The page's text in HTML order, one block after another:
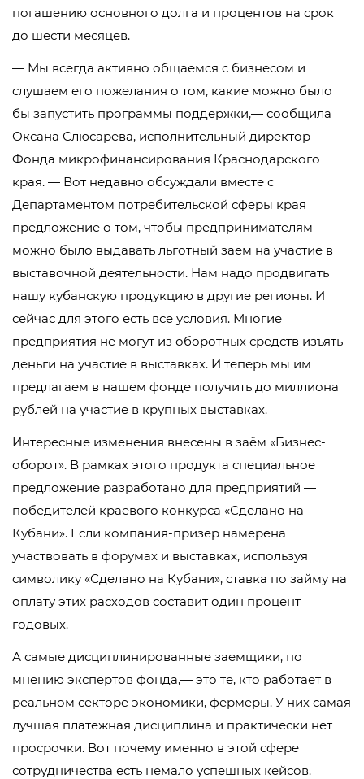
погашению основного долга и процентов на срок
до шести месяцев.
— Мы всегда активно общаемся с бизнесом и
слушаем его пожелания о том, какие можно было
бы запустить программы поддержки,— сообщила
Оксана Слюсарева, исполнительный директор
Фонда микрофинансирования Краснодарского
края. — Вот недавно обсуждали вместе с
Департаментом потребительской сферы края
предложение о том, чтобы предпринимателям
можно было выдавать льготный заём на участие в
выставочной деятельности. Нам надо продвигать
нашу кубанскую продукцию в другие регионы. И
сейчас для этого есть все условия. Многие
предприятия не могут из оборотных средств изъять
деньги на участие в выставках. И теперь мы им
предлагаем в нашем фонде получить до миллиона
рублей на участие в крупных выставках.
Интересные изменения внесены в заём «Бизнес-
оборот». В рамках этого продукта специальное
предложение разработано для предприятий —
победителей краевого конкурса «Сделано на
Кубани». Если компания-призер намерена
участвовать в форумах и выставках, используя
символику «Сделано на Кубани», ставка по займу на
оплату этих расходов составит один процент
годовых.
А самые дисциплинированные заемщики, по
мнению экспертов фонда,— это те, кто работает в
реальном секторе экономики, фермеры. У них самая
лучшая платежная дисциплина и практически нет
просрочки. Вот почему именно в этой сфере
сотрудничества есть немало успешных кейсов.